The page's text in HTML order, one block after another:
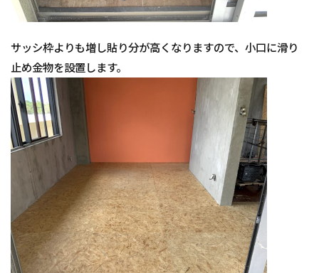
サッシ枠よりも増し貼り分が高くなりますので、小口に滑り
止め金物を設置します。